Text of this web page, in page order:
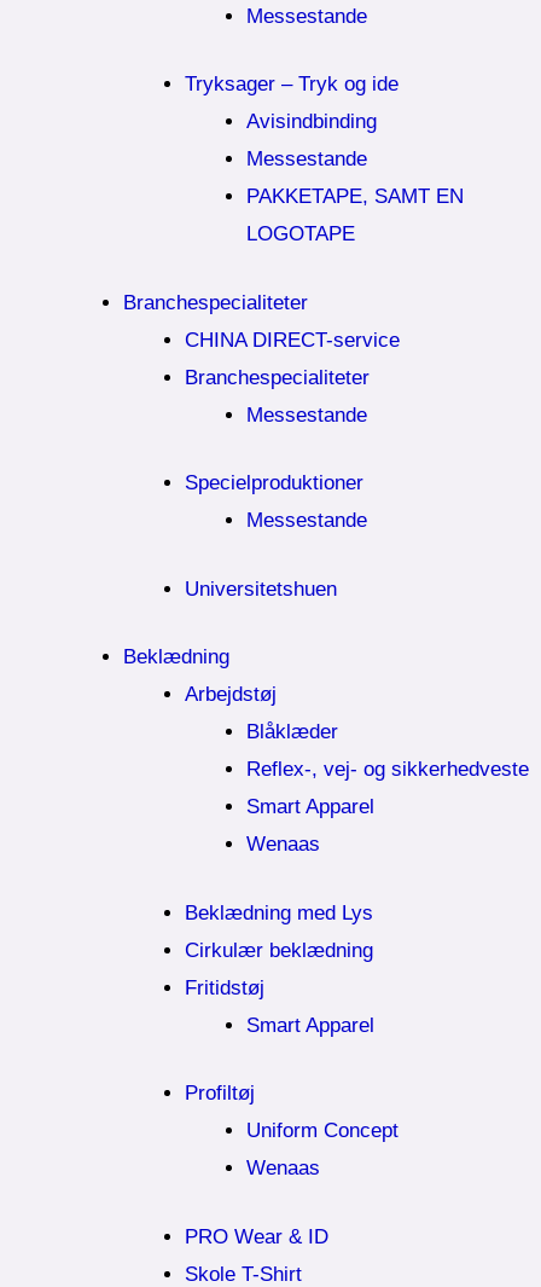
Messestande
Tryksager – Tryk og ide
Avisindbinding
Messestande
PAKKETAPE, SAMT EN
LOGOTAPE
Branchespecialiteter
CHINA DIRECT-service
Branchespecialiteter
Messestande
Specielproduktioner
Messestande
Universitetshuen
Beklædning
Arbejdstøj
Blåklæder
Reflex-, vej- og sikkerhedveste
Smart Apparel
Wenaas
Beklædning med Lys
Cirkulær beklædning
Fritidstøj
Smart Apparel
Profiltøj
Uniform Concept
Wenaas
PRO Wear & ID
Skole T-Shirt